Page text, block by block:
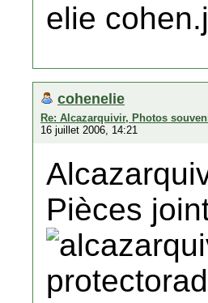
cohenelie
Re: Alcazarquivir, Photos
16 juillet 2006, 14:21
Pièces